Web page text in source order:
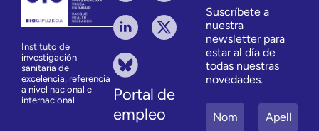
Instituto de
investigación
sanitaria de
excelencia, referencia
a nivel nacional e
internacional
Portal de
empleo
Suscríbete a
nuestra
newsletter para
estar al día de
todas nuestras
novedades.